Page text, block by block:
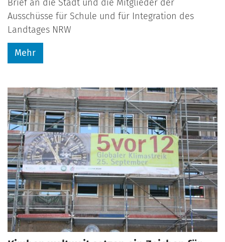
Brief an die Stadt und die Mitglieder der
Ausschüsse für Schule und für Integration des
Landtages NRW
Mehr